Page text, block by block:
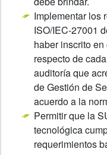
Implementar los
ISO/IEC-27001
haber inscrito
respecto de
auditoría que
de Gestión de
acuerdo a la
Permitir que la
tecnológica
requerimientos